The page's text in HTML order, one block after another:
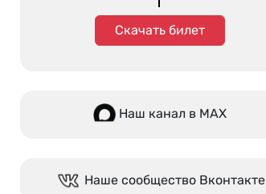
Скачать билет
Наш канал в МАХ
Наше сообщество Вконтакте